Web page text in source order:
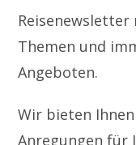
Themen und
Angeboten.
Wir bieten
Anregungen für